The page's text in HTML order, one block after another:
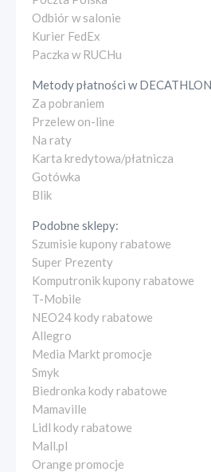
Odbiór w salonie
Kurier FedEx
Paczka w RUCHu
Metody płatności wDECATHLON
Za pobraniem
Przelew on-line
Na raty
Karta kredytowa/płatnicza
Gotówka
Blik
Podobne sklepy:
Szumisie kupony rabatowe
Super Prezenty
Komputronik kupony rabatowe
T-Mobile
NEO24 kody rabatowe
Allegro
Media Markt promocje
Smyk
Biedronka kody rabatowe
Mamaville
Lidl kody rabatowe
Mall.pl
Orange promocje